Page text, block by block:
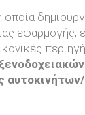
εφαρμογής,